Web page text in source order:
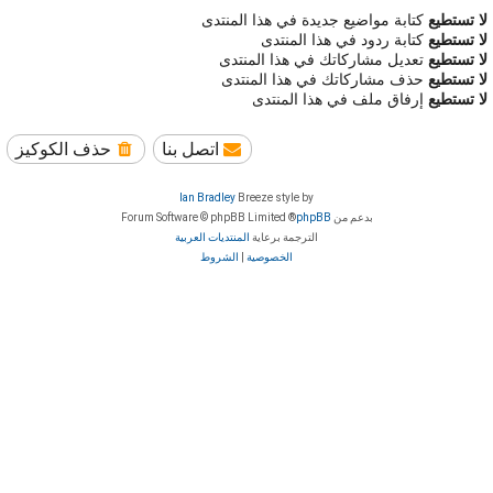
لا تستطيع كتابة مواضيع جديدة في هذا المنتدى
لا تستطيع كتابة ردود في هذا المنتدى
لا تستطيع تعديل مشاركاتك في هذا المنتدى
لا تستطيع حذف مشاركاتك في هذا المنتدى
لا تستطيع إرفاق ملف في هذا المنتدى
حذف الكوكيز اتصل بنا
Breeze style by
Ian Bradley
بدعم من phpBB
® Forum Software © phpBB Limited
الترجمة برعاية المنتديات العربية
الخصوصية
الشروط